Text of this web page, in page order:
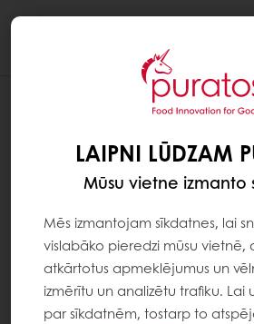
LAIPNI LŪDZAM
Mūsu vietne izmanto
Mēs izmantojam sīkdatnes, lai
vislabāko pieredzi mūsu vietnē,
atkārtotus apmeklējumus un
izmērītu un analizētu trafiku. Lai
par sīkdatnēm, tostarp to